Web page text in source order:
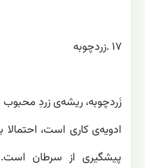
زَردچوبه، ریشه‌ی زردِ
ادویه‌ی کاری است، ‏احتمالا
پیشگیری از سرطان است.